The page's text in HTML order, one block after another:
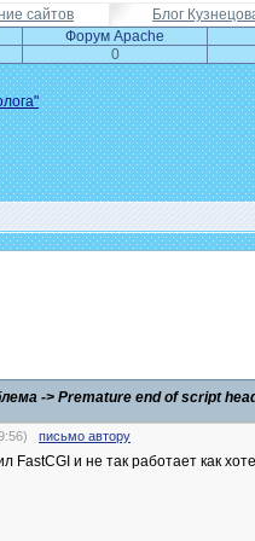
сайтов
Блог
Форум Apache
0
-> Premature end of script
письмо автору
FastCGI и не так работает как